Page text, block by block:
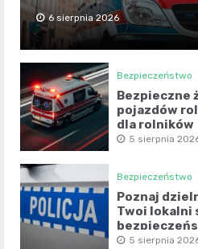
6 sierpnia 2026
Bezpieczeństwo
Bezpieczne
pojazdów
dla rolników
5 sierpnia
Bezpieczeństwo
Poznaj
Twoi lokalni
5 sierpnia